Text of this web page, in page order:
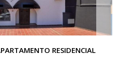
RESIDENCIAL